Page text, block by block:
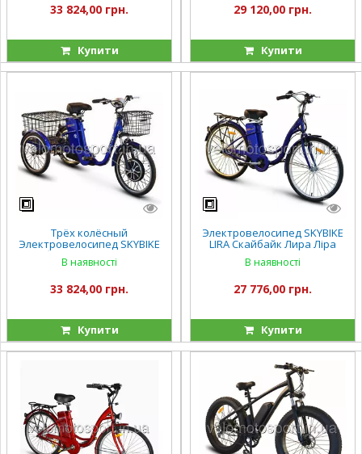
33 824,00 грн.
Купити
29 120,00 грн.
Купити
Трёх колёсный
Электровелосипед SKYBIKE
скайбайк 3-CYCL (350W-36V)
Синий
В наявності
33 824,00 грн.
Купити
Электровелосипед SKYBIKE
LIRA Скайбайк Лира Ліра
(350W-36V) Синий
В наявності
27 776,00 грн.
Купити